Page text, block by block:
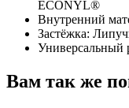
ECONYL®
Внутренний
Застёжка:
Универсальный
Вам так же